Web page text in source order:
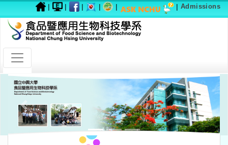
| | | | | | Admissions
Previous Next